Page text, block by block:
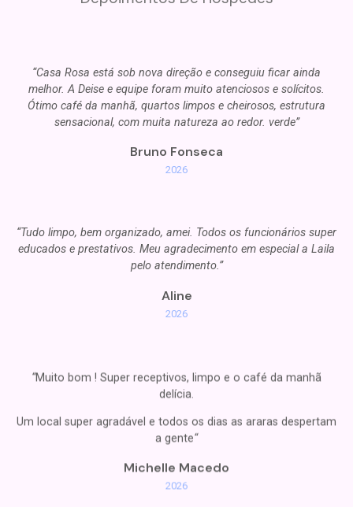
“Casa Rosa está sob nova direção e conseguiu ficar ainda
melhor. A Deise e equipe foram muito atenciosos e solícitos.
Ótimo café da manhã, quartos limpos e cheirosos, estrutura
sensacional, com muita natureza ao redor. verde”
Bruno Fonseca
2026
“Tudo limpo, bem organizado, amei. Todos os funcionários super
educados e prestativos. Meu agradecimento em especial a Laila
pelo atendimento.”
Aline
2026
“Muito bom ! Super receptivos, limpo e o café da manhã
delícia.
Um local super agradável e todos os dias as araras despertam
a gente“
Michelle Macedo
2026